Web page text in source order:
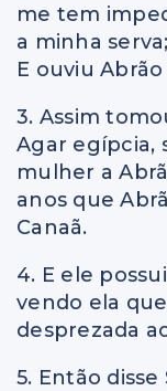
me tem
a minha
E ouviu Abrão
3. Assim
Agar egípcia,
mulher a
anos que
Canaã.
4. E ele
vendo ela
desprezada
5. Então